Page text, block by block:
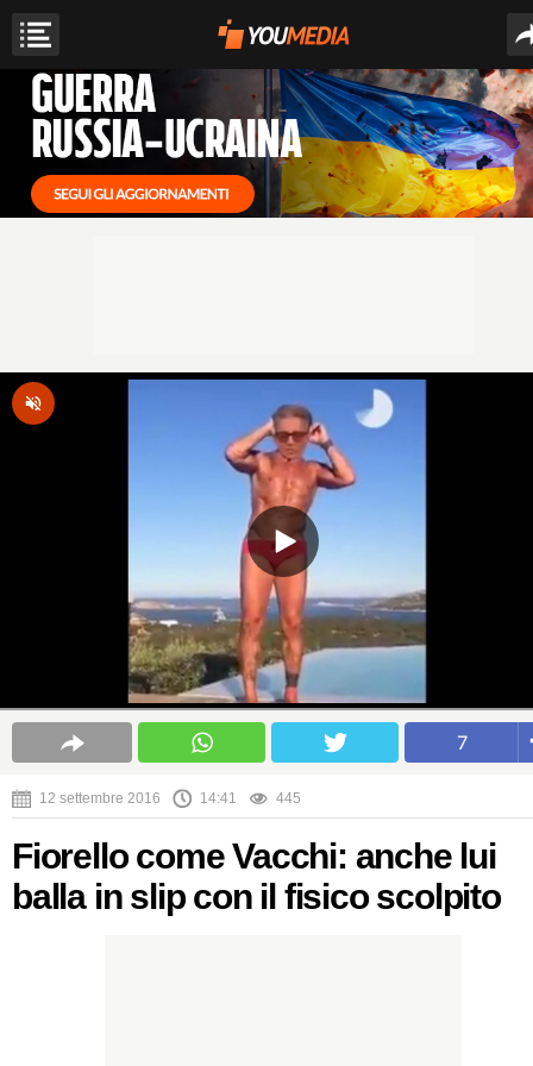
7
12 settembre 2016 14:41 445
Fiorello come Vacchi: anche lui
balla in slip con il fisico scolpito